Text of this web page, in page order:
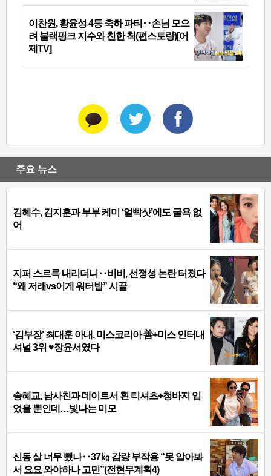
이찬원, 황윤성 4등 축하 파티‥손님 모으
려 블랙핑크 지수와 친한 척(편스토랑)[어
제TV]
주요 뉴스
김혜수, 김지훈과 부부 케미 ‘얼빡샷’에도 굴욕 없
어
지퍼 스르륵 내리더니‥비비, 선정성 논란 터졌다
“왜 저래vs이게 워터밤” 시끌
‘김부장’ 최대훈 아내, 미스코리아 善+미스 인터내
셔널 3위 ♥장윤서였다
송혜교, 남사친과 데이트서 흰 티셔츠+청바지 입
었을 뿐인데…빛나는 미모
신동 살 너무 뺐나‥37㎏ 감량 부작용 “못 알아봐
서 요요 와야하나 고민”(전현무계획4)